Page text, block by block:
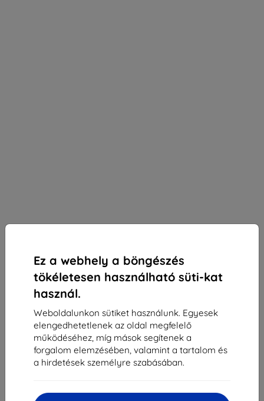
Ez a webhely a böngészés
tökéletesen használható süti-kat
használ.
Weboldalunkon sütiket használunk. Egyesek
elengedhetetlenek az oldal megfelelő
működéséhez, míg mások segítenek a
forgalom elemzésében, valamint a tartalom és
a hirdetések személyre szabásában.
3mk SilverProtection+ védőfólia Honor 200 Smart-
Alkalmas: Honor 200 Smart
4 390 Ft
3 951 Ft